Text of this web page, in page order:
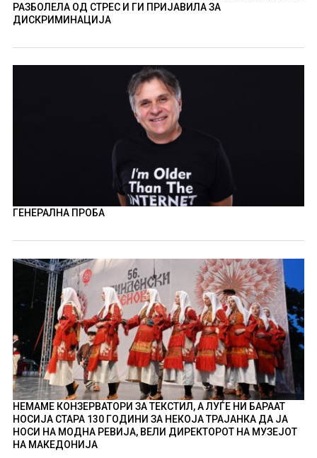
РАЗБОЛЕЛА ОД СТРЕС И ГИ ПРИЈАВИЛА ЗА
ДИСКРИМИНАЦИЈА
ГЕНЕРАЛНА ПРОБА
НЕМАМЕ КОНЗЕРВАТОРИ ЗА ТЕКСТИЛ, А ЛУЃЕ НИ БАРААТ
НОСИЈА СТАРА 130 ГОДИНИ ЗА НЕКОЈА ТРАЈАНКА ДА ЈА
НОСИ НА МОДНА РЕВИЈА, ВЕЛИ ДИРЕКТОРОТ НА МУЗЕЈОТ
НА МАКЕДОНИЈА